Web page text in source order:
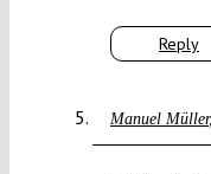
Reply
Manuel Müller